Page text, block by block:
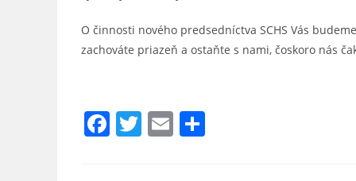
O činnosti nového predsedníctva SCHS Vás
zachováte priazeň a ostaňte s nami, čoskoro nás
F T E